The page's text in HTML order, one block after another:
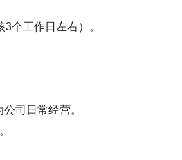
个工作日左右）。
司日常经营。